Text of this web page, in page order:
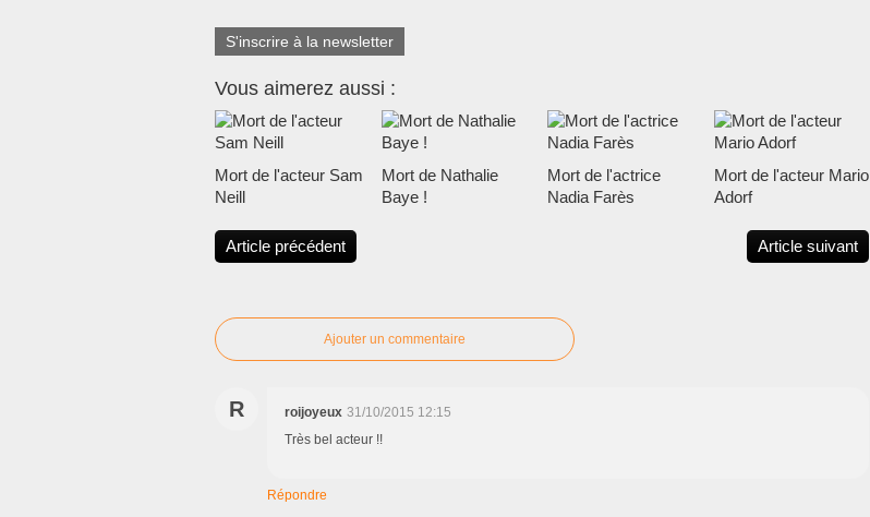
S'inscrire à la newsletter
Vous aimerez aussi :
Mort de l'acteur Sam
Neill
Mort de Nathalie
Baye !
Mort de l'actrice
Nadia Farès
Mort de l'acteur Mario
Adorf
Article précédent Article suivant
Ajouter un commentaire
R roijoyeux 31/10/2015 12:15
Très bel acteur !!
Répondre